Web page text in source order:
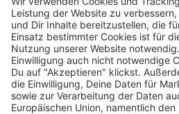
Mitglied im: